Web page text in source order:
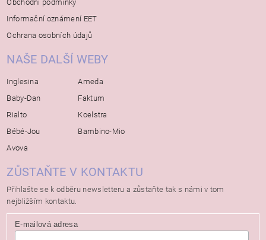
Obchodní podmínky
Informační oznámení EET
Ochrana osobních údajů
NAŠE DALŠÍ WEBY
Inglesina
Baby-Dan
Rialto
Bébé-Jou
Avova
Ameda
Faktum
Koelstra
Bambino-Mio
ZŮSTAŇTE V KONTAKTU
Přihlašte se k odběru newsletteru a zůstaňte tak s námi v tom
nejbližším kontaktu.
E-mailová adresa